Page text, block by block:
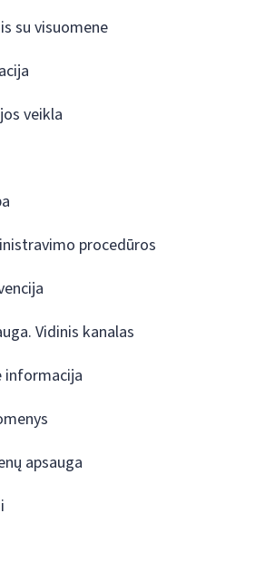
su visuomene
veikla
procedūros
Vidinis kanalas
informacija
apsauga